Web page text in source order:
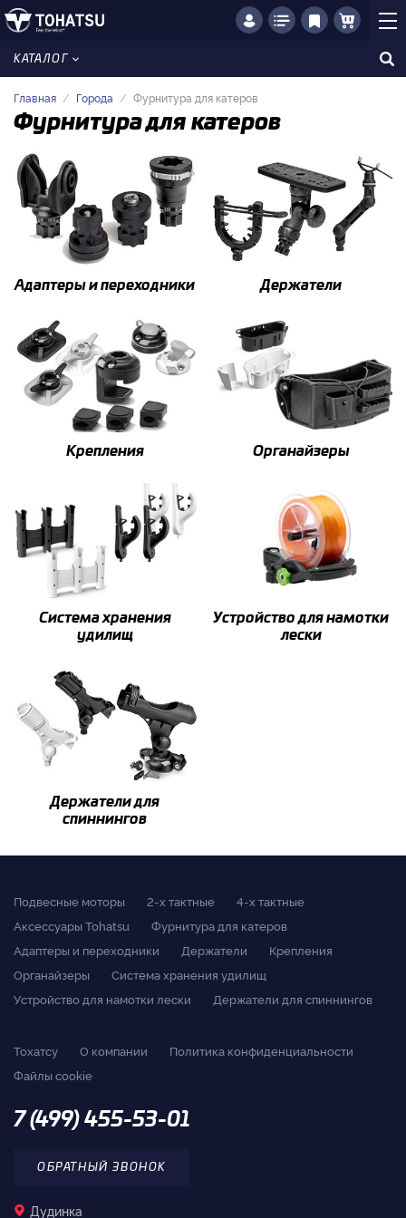
КАТАЛОГ
Главная Города Фурнитура для катеров
Фурнитура для катеров
Адаптеры и переходники Держатели
Крепления Органайзеры
Система хранения
удилищ
Устройство для намотки
лески
Держатели для
спиннингов
Подвесные моторы 2-x тактные
4-x тактные
Аксессуары Tohatsu
Фурнитура для катеров
Адаптеры и переходники
Держатели
Крепления
Органайзеры
Система хранения удилищ
Устройство для намотки лески
Держатели для спиннингов
Тохатсу О компании
Политика конфиденциальности
Файлы cookie
7 (499) 455-53-01
ОБРАТНЫЙ ЗВОНОК
Дудинка